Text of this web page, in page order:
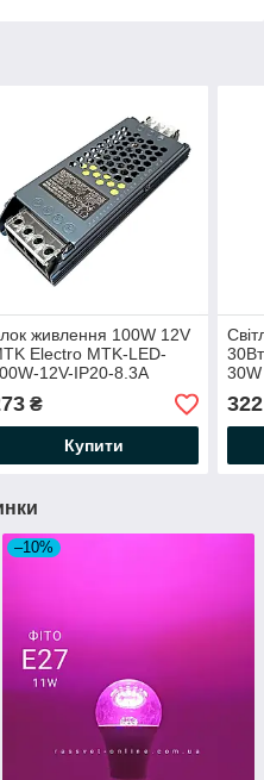
живлення 100W 12V
Electro MTK-LED-
12V-IP20-8.3A
139х50х23мм
12В 8.3А) для
LED стрічки
₴
Купити
322
–10%